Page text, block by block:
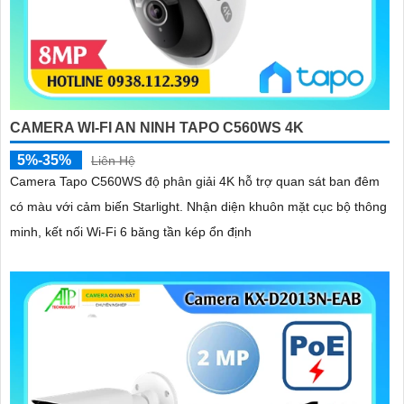
CAMERA WI-FI AN NINH TAPO C560WS 4K
5%-35%
Liên Hệ
Camera Tapo C560WS độ phân giải 4K hỗ trợ quan sát ban đêm
có màu với cảm biến Starlight. Nhận diện khuôn mặt cục bộ thông
minh, kết nối Wi-Fi 6 băng tần kép ổn định